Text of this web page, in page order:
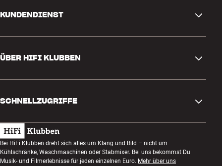
KUNDENDIENST
Rückgabe und Reklamation
Bestellung widerrufen
AGB
Datenschutzerklärung
ÜBER HIFI KLUBBEN
Kundenklub
Abend zum Zuhören
Wettbewerbe
SCHNELLZUGRIFFE
Geschenkkarte
Bauen mit Klang
Bei HiFi Klubben dreht sich alles um Klang und Bild – nicht um
Kühlschränke, Waschmaschinen oder Stabmixer. Bei uns bekommst Du
Musik- und Filmerlebnisse für jeden einzelnen Euro. Mehr über uns